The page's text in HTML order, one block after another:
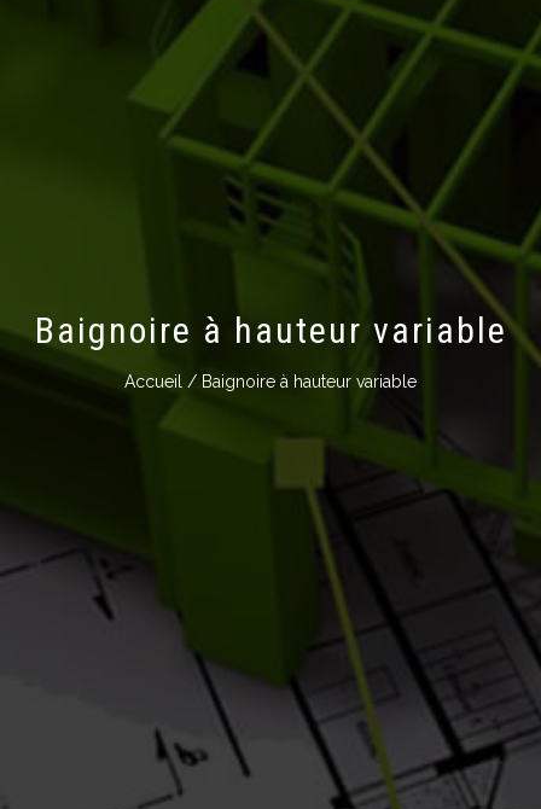
Baignoire à hauteur variable
Accueil / Baignoire à hauteur variable